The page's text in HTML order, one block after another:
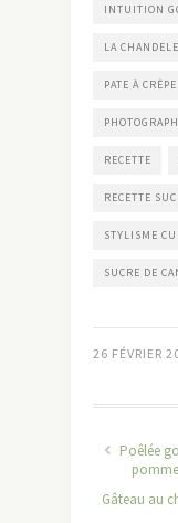
INTUITION
LA
PATE À CRÊPE
RECETTE
RECETTE
STYLISME
SUCRE DE
26 FÉVRIER
Poêlée
Gâteau au